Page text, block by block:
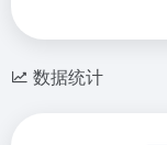
数据统计